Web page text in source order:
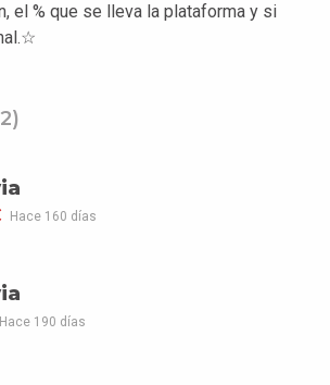
el % que se lleva la plataforma y si
Hace 160 días
Hace 190 días